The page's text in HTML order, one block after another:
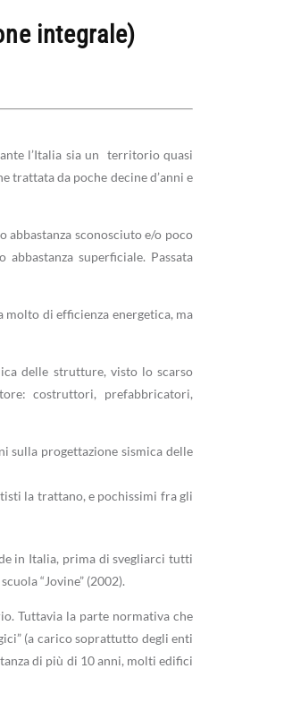
integrale)
l’Italia sia un territorio quasi
trattata da poche decine d’anni e
abbastanza sconosciuto e/o poco
superficiale. Passata
molto di efficienza energetica, ma
delle strutture, visto lo scarso
costruttori, prefabbricatori,
sulla progettazione sismica delle
la trattano, e pochissimi fra gli
in Italia, prima di svegliarci tutti
“Jovine” (2002).
Tuttavia la parte normativa che
(a carico soprattutto degli enti
di più di 10 anni, molti edifici